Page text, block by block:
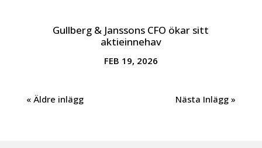
Gullberg & Janssons CFO ökar sitt
aktieinnehav
FEB 19, 2026
« Äldre inlägg Nästa Inlägg »